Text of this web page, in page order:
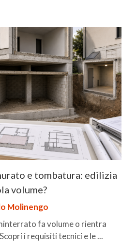
e tombatura: edilizia
volume?
Molinengo
fa volume o rientra
i requisiti tecnici e le ...